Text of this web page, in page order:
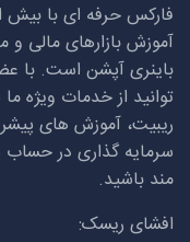
آموزش بازارهای مالی و
باینری آپشن است. با
توانید از خدمات ویژه
ریبیت، آموزش های
سرمایه گذاری در حساب
مند باشید.
افشای ریسک: